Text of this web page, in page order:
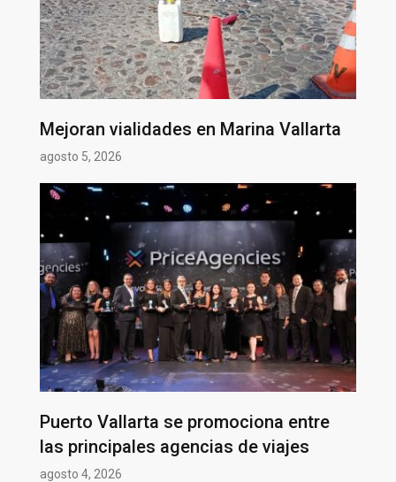
Mejoran vialidades en Marina Vallarta
agosto 5, 2026
Puerto Vallarta se promociona entre
las principales agencias de viajes
agosto 4, 2026